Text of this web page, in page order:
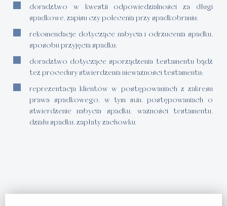
doradztwo w kwestii odpowiedzialności za długi
spadkowe, zapisu czy polecenia przy spadkobraniu;
rekomendacje dotyczące nabycia i odrzucenia spadku,
sposobu przyjęcia spadku;
doradztwo dotyczące sporządzenia testamentu bądź
też procedury stwierdzenia nieważności testamentu;
reprezentacja klientów w postępowaniach z zakresu
prawa spadkowego, w tym m.in. postępowaniach o
stwierdzenie nabycia spadku, ważności testamentu,
działu spadku, zapłaty zachowku.